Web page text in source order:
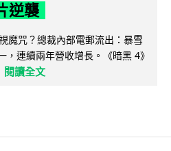
逆襲
魔咒？總裁內部電郵流出：暴雪
，連續兩年營收增長。《暗黑 4》
閱讀全文